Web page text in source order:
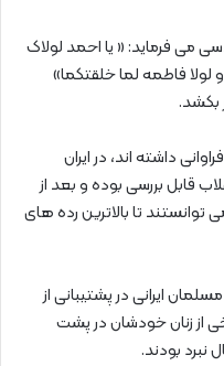
می فرماید: « یا احمد لولاک
لولا فاطمه لما خلقتکما»
بکشد.
داشته اند، در ایران
قابل بررسی بوده و بعد از
توانستند تا بالاترین رده های
ایرانی در پشتیبانی از
از زنان خودشان در پشت
بودند.